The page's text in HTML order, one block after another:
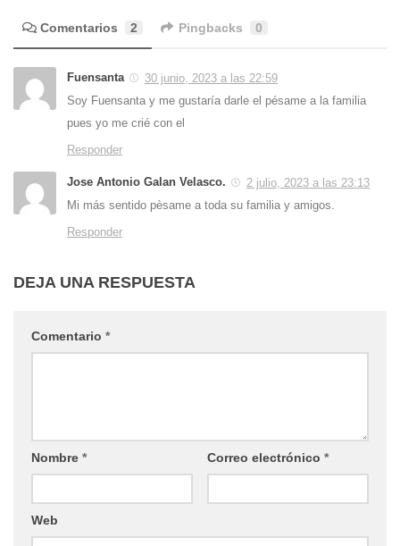
Comentarios 2 Pingbacks 0
Fuensanta
30 junio, 2023 a las 22:59
Soy Fuensanta y me gustaría darle el pésame a la familia
pues yo me crié con el
Responder
Jose Antonio Galan Velasco.
2 julio, 2023 a las 23:13
Mi más sentido pèsame a toda su familia y amigos.
Responder
DEJA UNA RESPUESTA
Comentario *
Nombre * Correo electrónico *
Web